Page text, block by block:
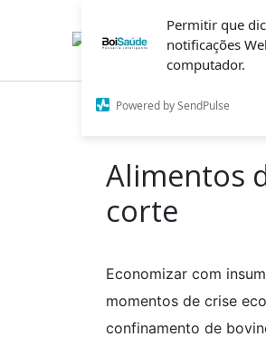
Permitir que
notificações
computador.
Powered by SendPulse
Alimentos
corte
Economizar com
momentos de crise
confinamento de